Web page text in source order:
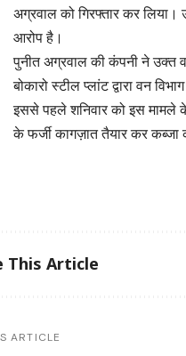
अग्रवाल को गिरफ्तार कर
आरोप है।
पुनीत अग्रवाल की कंपनी ने उक्त
बोकारो स्टील प्लांट द्वारा वन
इससे पहले शनिवार को इस मामले
के फर्जी कागज़ात तैयार कर
This Article
ARTICLE